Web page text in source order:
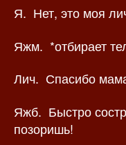
Я. Нет, это моя
Яжм. *отбирает
Лич. Спасибо
Яжб. Быстро
позоришь!